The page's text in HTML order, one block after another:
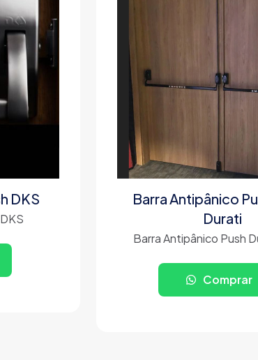
DKS
Barra Antipânico
Durati
Barra Antipânico Push
Comprar